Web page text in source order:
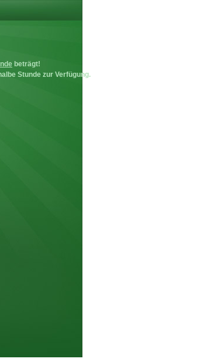
beträgt!
Stunde zur Verfügung.